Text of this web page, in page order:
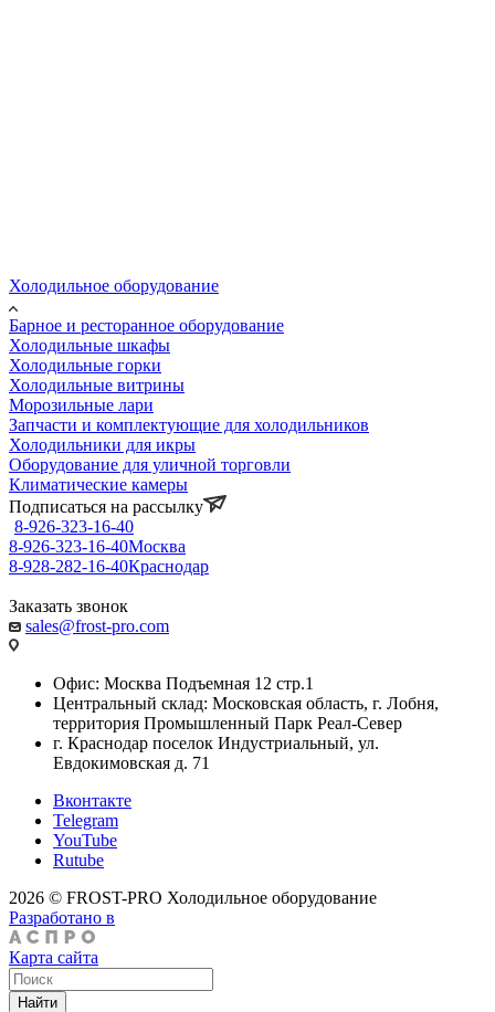
Холодильное оборудование
Барное и ресторанное оборудование
Холодильные шкафы
Холодильные горки
Холодильные витрины
Морозильные лари
Запчасти и комплектующие для холодильников
Холодильники для икры
Оборудование для уличной торговли
Климатические камеры
Подписаться на рассылку
8-926-323-16-40
8-926-323-16-40Москва
8-928-282-16-40Краснодар
Заказать звонок
sales@frost-pro.com
Офис: Москва Подъемная 12 стр.1
Центральный склад: Московская область, г. Лобня,
территория Промышленный Парк Реал-Север
г. Краснодар поселок Индустриальный, ул.
Евдокимовская д. 71
Вконтакте
Telegram
YouTube
Rutube
2026 © FROST-PRO Холодильное оборудование
Разработано в
Карта сайта
Найти